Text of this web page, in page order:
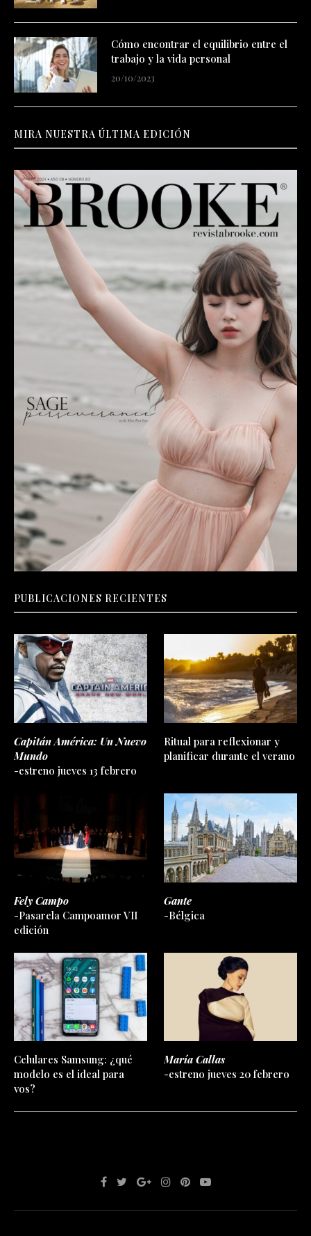
Cómo encontrar el equilibrio entre el
trabajo y la vida personal
20/10/2023
MIRA NUESTRA ÚLTIMA EDICIÓN
PUBLICACIONES RECIENTES
Capitán América: Un Nuevo
Mundo
-estreno jueves 13 febrero
Ritual para reflexionar y
planificar durante el verano
Fely Campo
-Pasarela Campoamor VII
edición
Gante
-Bélgica
Celulares Samsung: ¿qué
modelo es el ideal para
vos?
María Callas
-estreno jueves 20 febrero